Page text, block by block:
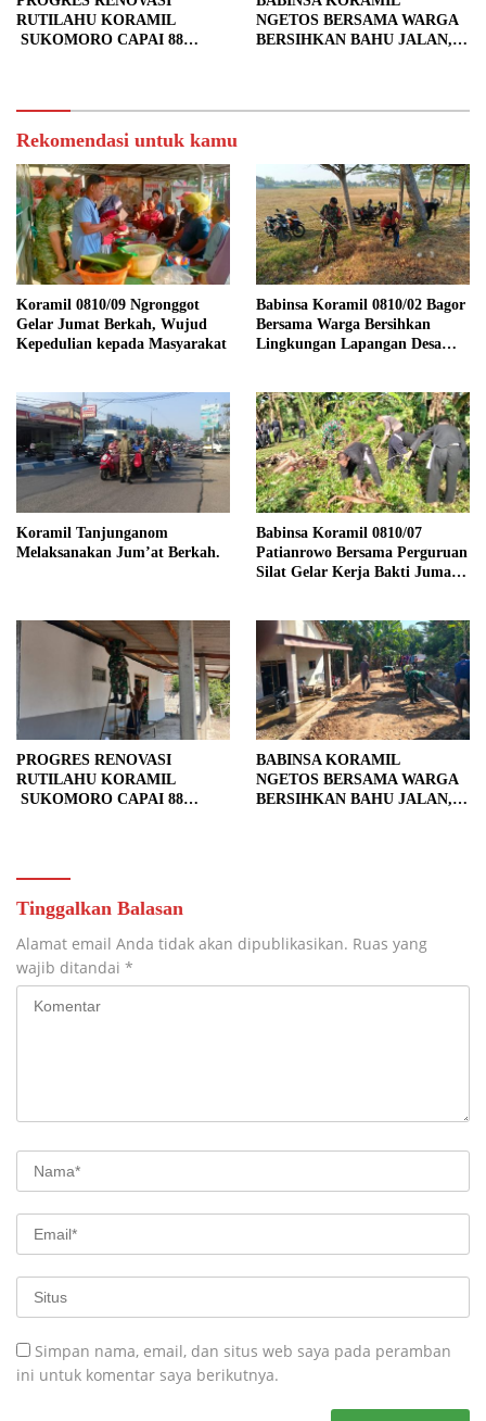
RUTILAHU KORAMIL
SUKOMORO CAPAI 88
NGETOS BERSAMA WARGA
BERSIHKAN BAHU JALAN,
Rekomendasi untuk kamu
Koramil 0810/09 Ngronggot
Gelar Jumat Berkah, Wujud
Kepedulian kepada Masyarakat
Babinsa Koramil 0810/02 Bagor
Bersama Warga Bersihkan
Lingkungan Lapangan Desa
Koramil Tanjunganom
Melaksanakan Jum’at Berkah.
Babinsa Koramil 0810/07
Patianrowo Bersama Perguruan
Silat Gelar Kerja Bakti Jumat
PROGRES RENOVASI
RUTILAHU KORAMIL
SUKOMORO CAPAI 88
BABINSA KORAMIL
NGETOS BERSAMA WARGA
BERSIHKAN BAHU JALAN,
Tinggalkan Balasan
Alamat email Anda tidak akan dipublikasikan. Ruas yang
wajib ditandai *
Simpan nama, email, dan situs web saya pada peramban
ini untuk komentar saya berikutnya.